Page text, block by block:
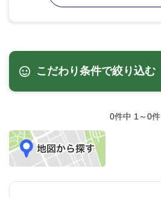
こだわり条件で絞り込む
0件中 1～0件